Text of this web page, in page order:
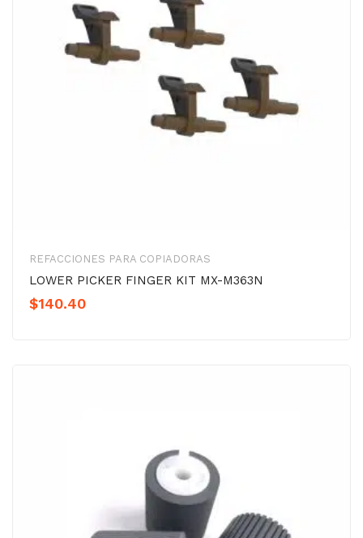
REFACCIONES PARA COPIADORAS
LOWER PICKER FINGER KIT MX-M363N
$140.40